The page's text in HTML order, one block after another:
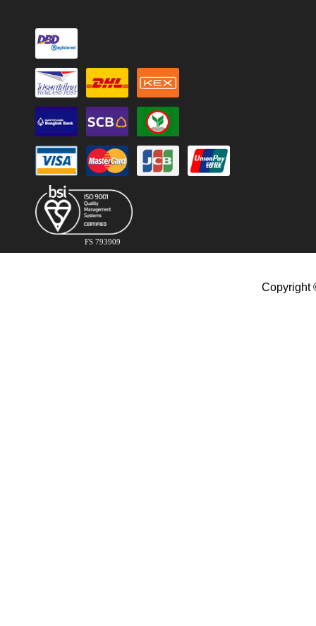
FS 793909
Copyright